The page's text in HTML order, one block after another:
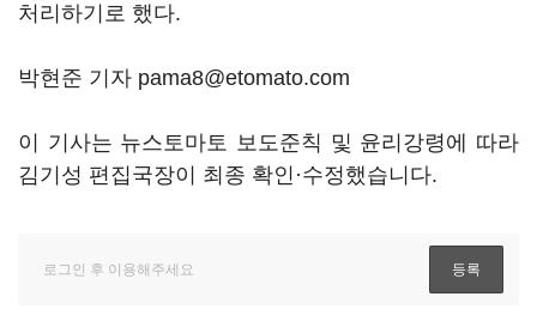
처리하기로 했다.
박현준 기자 pama8@etomato.com
이 기사는 뉴스토마토 보도준칙 및 윤리강령에 따라
김기성 편집국장이 최종 확인·수정했습니다.